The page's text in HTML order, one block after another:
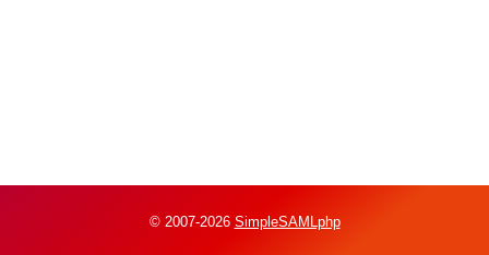
© 2007-2026 SimpleSAMLphp